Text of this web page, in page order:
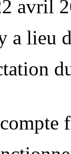
avril
a lieu